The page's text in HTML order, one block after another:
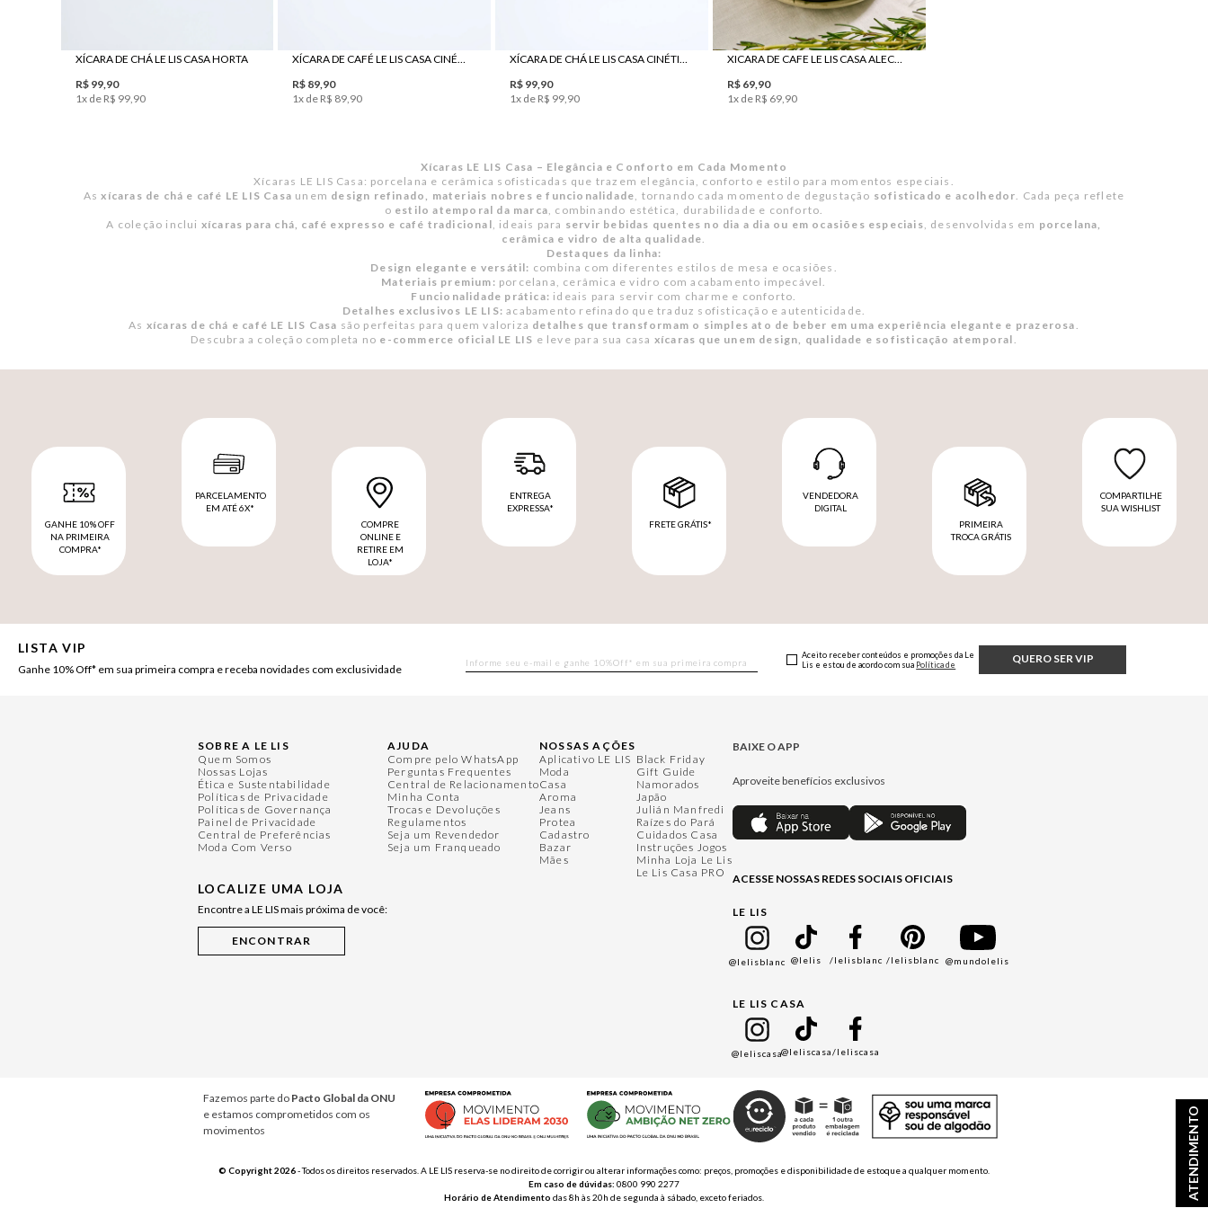
ATENDIMENTO
XÍCARA DE CHÁ LE LIS CASA HORTA
R$ 99, 90
1x de R$ 99, 90
XÍCARA DE CAFÉ LE LIS CASA CINÉTICA
R$ 89 90
1x de R$ 89 90
XÍCARA DE CHÁ LE LIS CASA CINÉTICA
R$ 99 90
1x de R$ 99 90
UN
XICARA DE CAFE LE LIS CASA ALECRIM
R$ 69, 90
1x de R$ 69, 90
Xícaras LE LIS Casa – Elegância e Conforto em Cada Momento
Xícaras LE LIS Casa: porcelana e cerâmica sofisticadas que trazem elegância, conforto e estilo para momentos especiais.
Asxícaras de chá e café LE LIS Casa unem design refinado, materiais nobres e funcionalidade , tornando cada momento de degustação sofisticado e acolhedor . Cada peça reflete
o estilo atemporal da marca , combinando estética, durabilidade e conforto.
A coleção inclui xícaras para chá, café expresso e café tradicional , ideais para servir bebidas quentes no dia a dia ou em ocasiões especiais , desenvolvidas em porcelana,
cerâmica e vidro de alta qualidade
Destaques da linha:
Design elegante e versátil: combina com diferentes estilos de mesa e ocasiões.
Materiais premium: porcelana, cerâmica e vidro com acabamento impecável.
Funcionalidade prática: ideais para servir com charme e conforto.
Detalhes exclusivos LE LIS: acabamento refinado que traduz sofisticação e autenticidade.
As xícaras de chá e café LE LIS Casa são perfeitas para quem valoriza detalhes que transformam o simples ato de beber em uma experiência elegante e prazerosa
Descubra a coleção completa no e-commerce oficial LE LIS e leve para sua casa xícaras que unem design, qualidade e sofisticação atemporal
GANHE 10% OFF
NA PRIMEIRA
COMPRA*
PARCELAMENTO
EM ATÉ 6X*
COMPRE
ONLINE E
RETIRE EM
LOJA*
ENTREGA
EXPRESSA*
FRETE GRÁTIS*
VENDEDORA
DIGITAL
PRIMEIRA
TROCA GRÁTIS
COMPARTILHE
SUA WISHLIST
LISTA VIP
Ganhe 10% Off* em sua primeira compra e receba novidades com exclusividade
QUERO SER VIP
Aceito receber conteúdos e promoções da Le
Lis e estou de acordo com sua Política de
SOBRE A LE LIS
Quem Somos
Nossas Lojas
Ética e Sustentabilidade
Políticas de Privacidade
Políticas de Governança
Painel de Privacidade
Central de Preferências
Moda Com Verso
LOCALIZE UMA LOJA
Encontre a LE LIS mais próxima de você:
AJUDA
Compre pelo WhatsApp
Perguntas Frequentes
Central de Relacionamento
Minha Conta
Trocas e Devoluções
Regulamentos
Seja um Revendedor
Seja um Franqueado
NOSSAS AÇÕES
Aplicativo LE LIS
Moda
Casa
Aroma
Jeans
Protea
Cadastro
Bazar
Mães
Black Friday
Gift Guide
Namorados
Japão
Julián Manfredi
Raízes do Pará
Cuidados Casa
Instruções Jogos
Minha Loja Le Lis
Le Lis Casa PRO
BAIXE O APP
Aproveite benefícios exclusivos
ACESSE NOSSAS REDES SOCIAIS OFICIAIS
LE LIS
@lelisblanc @lelis /lelisblanc /lelisblanc @mundolelis
LE LIS CASA
@leliscasa@leliscasa/leliscasa
Fazemos parte do Pacto Global da ONU
e estamos comprometidos com os
movimentos
© Copyright 2026- Todos os direitos reservados. A LE LIS reserva-se no direito de corrigir ou alterar informações como: preços, promoções e disponibilidade de estoque a qualquer momento.
Em caso de dúvidas: 0800 990 2277
Horário de Atendimento das 8h às 20h de segunda à sábado, exceto feriados.